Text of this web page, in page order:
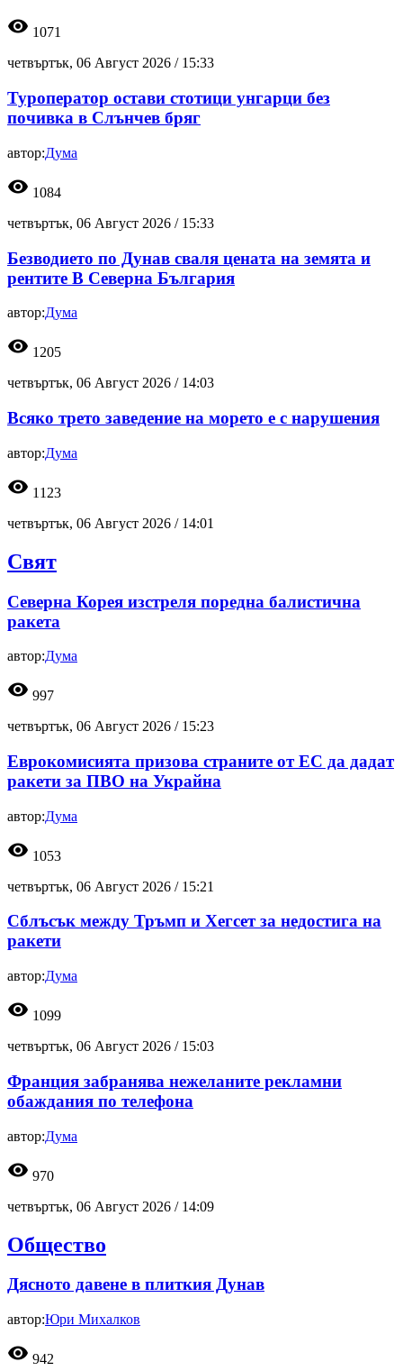
visibility 1071
четвъртък, 06 Август 2026 / 15:33
Туроператор остави стотици унгарци без
почивка в Слънчев бряг
автор:Дума
visibility 1084
четвъртък, 06 Август 2026 / 15:33
Безводието по Дунав сваля цената на земята и
рентите В Северна България
автор:Дума
visibility 1205
четвъртък, 06 Август 2026 / 14:03
Всяко трето заведение на морето е с нарушения
автор:Дума
visibility 1123
четвъртък, 06 Август 2026 / 14:01
Свят
Северна Корея изстреля поредна балистична
ракета
автор:Дума
visibility 997
четвъртък, 06 Август 2026 / 15:23
Еврокомисията призова страните от ЕС да дадат
ракети за ПВО на Украйна
автор:Дума
visibility 1053
четвъртък, 06 Август 2026 / 15:21
Сблъсък между Тръмп и Хегсет за недостига на
ракети
автор:Дума
visibility 1099
четвъртък, 06 Август 2026 / 15:03
Франция забранява нежеланите рекламни
обаждания по телефона
автор:Дума
visibility 970
четвъртък, 06 Август 2026 / 14:09
Общество
Дясното давене в плиткия Дунав
автор:Юри Михалков
visibility 942